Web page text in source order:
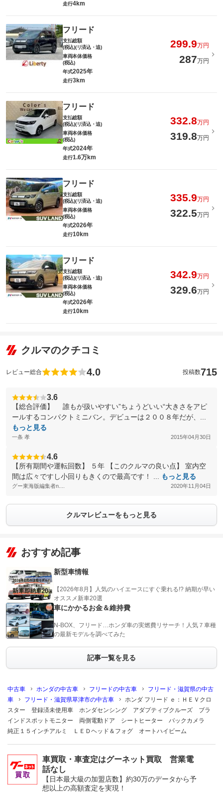
走行4km
フリード
支払総額
(税込)(リ済込・追)
299.9万円
車両本体価格
(税込)
287万円
年式2025年
走行3km
フリード
支払総額
(税込)(リ済込・追)
332.8万円
車両本体価格
(税込)
319.8万円
年式2024年
走行1.6万km
フリード
支払総額
(税込)(リ済込・追)
335.9万円
車両本体価格
(税込)
322.5万円
年式2026年
走行10km
フリード
支払総額
(税込)(リ済込・追)
342.9万円
車両本体価格
(税込)
329.6万円
年式2026年
走行10km
クルマのクチコミ
レビュー総合 4.0 投稿数715
3.6
【総合評価】 誰もが扱いやすい”ちょうどいい“大きさをアピ
ールするコンパクトミニバン。デビューは２００８年だが、...
もっと見る
一条 孝 2015年04月30日
4.6
【所有期間や運転回数】 ５年 【このクルマの良い点】 室内空
間は広々ですし小回りもきくので最高です！ ...
もっと見る
グー東海版編集者n.... 2020年11月04日
クルマレビューをもっと見る
おすすめ記事
新型車情報
【2026年8月】人気のハイエースにすぐ乗れる!? 納期が早い
オススメ新車20選
車にかかるお金＆維持費
N-BOX、フリード…ホンダ車の実燃費リサーチ！人気７車種
の最新モデルを調べてみた
記事一覧を見る
中古車 ホンダの中古車 フリードの中古車
フリード・滋賀県の中古
車
フリード・滋賀県草津市の中古車
ホンダ フリード ｅ：ＨＥＶクロ
スター 登録済未使用車 ホンダセンシング アダプティブクルーズ ブラ
インドスポットモニター 両側電動ドア シートヒーター バックカメラ
純正１５インチアルミ ＬＥＤヘッド＆フォグ オートハイビーム
車買取・車査定はグーネット買取 営業電
話なし
【日本最大級の加盟店数】約30万のデータから予
想以上の高額査定を実現！